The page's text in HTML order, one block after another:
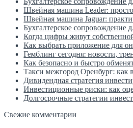
Швейная машина Leader:
Швейная машина Jaguar:
Бухгалтерское сопровождение
Когда цифры живут
Как выбрать приложение для
Гемблинг сегодня: новости,
Как безопасно и быстро
Такси межгород Оренбург: как
Дивидендная стратегия
Инвестиционные риски: как
Долгосрочные стратегии
Свежие комментарии